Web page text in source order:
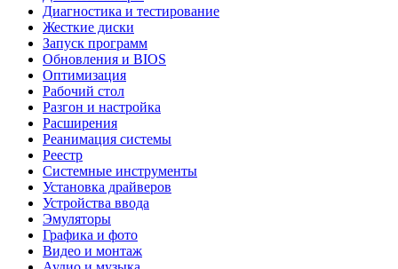
Диагностика и тестирование
Жесткие диски
Запуск программ
Обновления и BIOS
Оптимизация
Рабочий стол
Разгон и настройка
Расширения
Реанимация системы
Реестр
Системные инструменты
Установка драйверов
Устройства ввода
Эмуляторы
Графика и фото
Видео и монтаж